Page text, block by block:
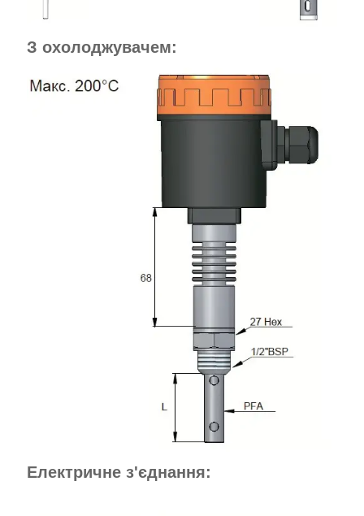
З охолоджувачем:
Електричне з'єднання: